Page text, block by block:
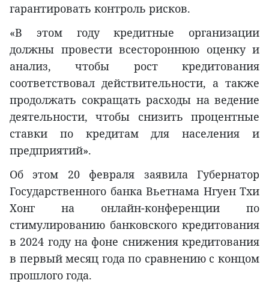
гарантировать контроль рисков.
«В этом году кредитные организации
должны провести всестороннюю оценку и
анализ, чтобы рост кредитования
соответствовал действительности, а также
продолжать сокращать расходы на ведение
деятельности, чтобы снизить процентные
ставки по кредитам для населения и
предприятий».
Об этом 20 февраля заявила Губернатор
Государственного банка Вьетнама Нгуен Тхи
Хонг на онлайн-конференции по
стимулированию банковского кредитования
в 2024 году на фоне снижения кредитования
в первый месяц года по сравнению с концом
прошлого года.